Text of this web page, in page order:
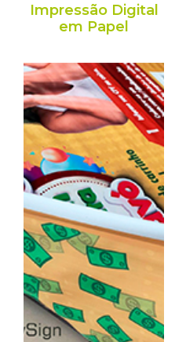
Impressão Digital
em Papel